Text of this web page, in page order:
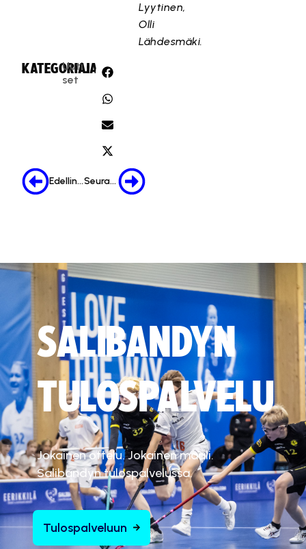
Lyytinen,
Olli
Lähdesmäki.
KATEGORIA:
Uuti
set
JAA:
Edellinen Seuraava
SALIBANDYN
TULOSPALVELU
Jokainen ottelu. Jokainen maali.
Salibandyn tulospalvelussa.
Tulospalveluun